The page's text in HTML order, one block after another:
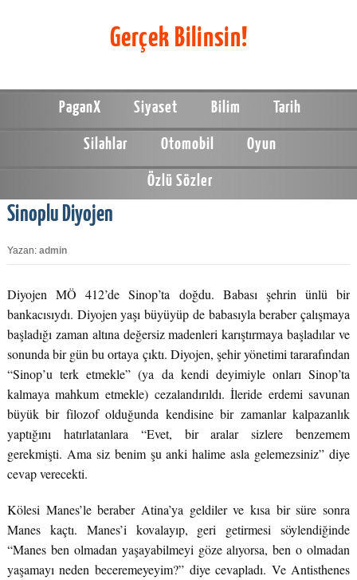
Gerçek Bilinsin!
PaganX Siyaset Bilim Tarih
Silahlar Otomobil Oyun
Özlü Sözler
Sinoplu Diyojen
Yazan: admin
Diyojen MÖ 412’de Sinop’ta doğdu. Babası şehrin ünlü bir
bankacısıydı. Diyojen yaşı büyüyüp de babasıyla beraber çalışmaya
başladığı zaman altına değersiz madenleri karıştırmaya başladılar ve
sonunda bir gün bu ortaya çıktı. Diyojen, şehir yönetimi tararafından
“Sinop’u terk etmekle” (ya da kendi deyimiyle onları Sinop’ta
kalmaya mahkum etmekle) cezalandırıldı. İleride erdemi savunan
büyük bir filozof olduğunda kendisine bir zamanlar kalpazanlık
yaptığını hatırlatanlara “Evet, bir aralar sizlere benzemem
gerekmişti. Ama siz benim şu anki halime asla gelemezsiniz” diye
cevap verecekti.
Kölesi Manes’le beraber Atina’ya geldiler ve kısa bir süre sonra
Manes kaçtı. Manes’i kovalayıp, geri getirmesi söylendiğinde
“Manes ben olmadan yaşayabilmeyi göze alıyorsa, ben o olmadan
yaşamayı neden beceremeyeyim?” diye cevapladı. Ve Antisthenes